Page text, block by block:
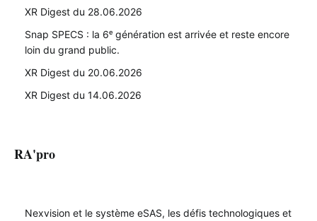
XR Digest du 28.06.2026
Snap SPECS : la 6ᵉ génération est arrivée et reste encore
loin du grand public.
XR Digest du 20.06.2026
XR Digest du 14.06.2026
RA'pro
Nexvision et le système eSAS, les défis technologiques et